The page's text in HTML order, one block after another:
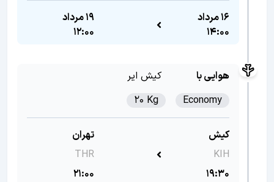
16 مرداد
14:00
19 مرداد
12:00
هوایی با
کیش ایر
Economy
20 Kg
کیش
KIH
19:30
تهران
THR
21:00